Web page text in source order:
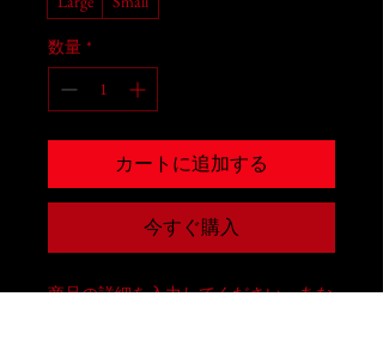
数量 *
カートに追加する
今すぐ購入
商品の詳細を入力してください。あな